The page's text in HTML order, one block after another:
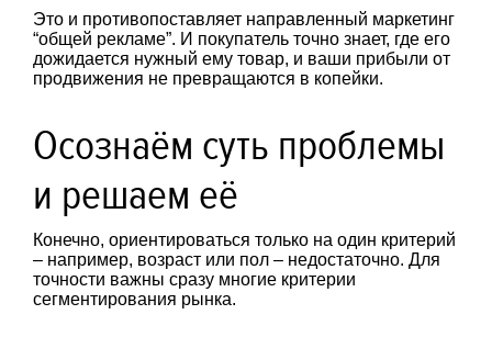
Это и противопоставляет направленный маркетинг
“общей рекламе”. И покупатель точно знает, где его
дожидается нужный ему товар, и ваши прибыли от
продвижения не превращаются в копейки.
Осознаём суть проблемы
и решаем её
Конечно, ориентироваться только на один критерий
– например, возраст или пол – недостаточно. Для
точности важны сразу многие критерии
сегментирования рынка.